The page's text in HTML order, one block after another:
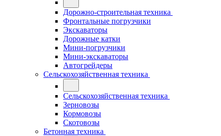
Дорожно-строительная техника
Фронтальные погрузчики
Экскаваторы
Дорожные катки
Мини-погрузчики
Мини-экскаваторы
Автогрейдеры
Сельскохозяйственная техника
Сельскохозяйственная техника
Зерновозы
Кормовозы
Скотовозы
Бетонная техника